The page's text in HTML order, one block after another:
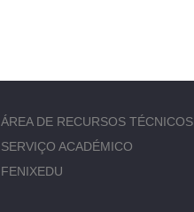
ÁREA DE RECURSOS TÉCNICOS
SERVIÇO ACADÉMICO
FENIXEDU